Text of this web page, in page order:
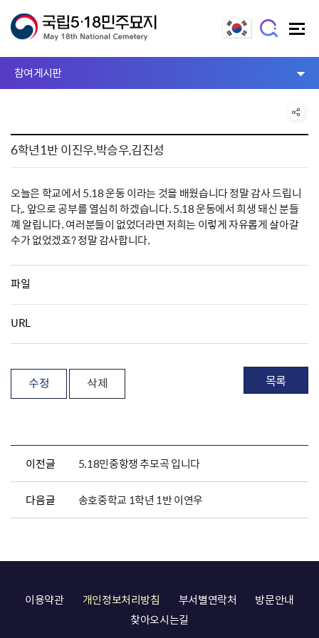
참여게시판
6학년1반 이진우,박승우,김진성
오늘은 학교에서 5.18 운동 이라는 것을 배웠습니다 정말 감사 드립니
다,. 앞으로 공부를 열심히 하겠습니다. 5.18 운동에서 희생 돼신 분들
꼐 알립니다. 여러분들이 없었더라면 저희는 이렇게 자유롭게 살아갈
수가 없었겠죠? 정말 감사합니다.
파일
URL
수정 삭제 목록
이전글 5.18민중항쟁 추모곡 입니다
다음글 송호중학교 1학년 1반 이연우
이용약관 개인정보처리방침 부서별연락처
방문안내
찾아오시는길